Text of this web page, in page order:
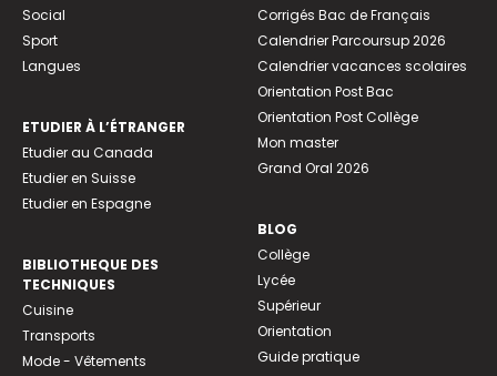
Social
Sport
Langues
ETUDIER À L’ÉTRANGER
Etudier au Canada
Etudier en Suisse
Etudier en Espagne
BIBLIOTHEQUE DES
TECHNIQUES
Cuisine
Transports
Mode - Vêtements
Corrigés Bac de Français
Calendrier Parcoursup 2026
Calendrier vacances scolaires
Orientation Post Bac
Orientation Post Collège
Mon master
Grand Oral 2026
BLOG
Collège
Lycée
Supérieur
Orientation
Guide pratique